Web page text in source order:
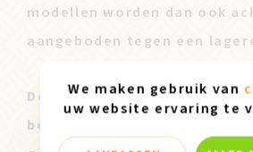
modellen worden dan ook
aangeboden tegen een
Deze Miz Mooz Stalen zijn
beschikbaar in maatje 37 en
We maken gebruik van
uw website ervaring te